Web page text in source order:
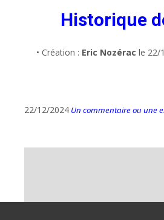
Historique
• Création : Eric Nozérac le 22/
22/12/2024 Un commentaire ou une